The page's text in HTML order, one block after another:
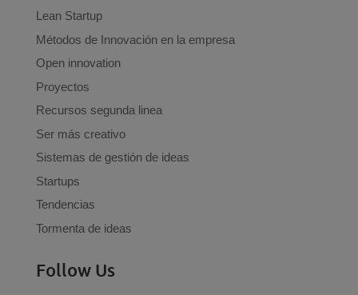
Lean Startup
Métodos de Innovación en la empresa
Open innovation
Proyectos
Recursos segunda linea
Ser más creativo
Sistemas de gestión de ideas
Startups
Tendencias
Tormenta de ideas
Follow Us